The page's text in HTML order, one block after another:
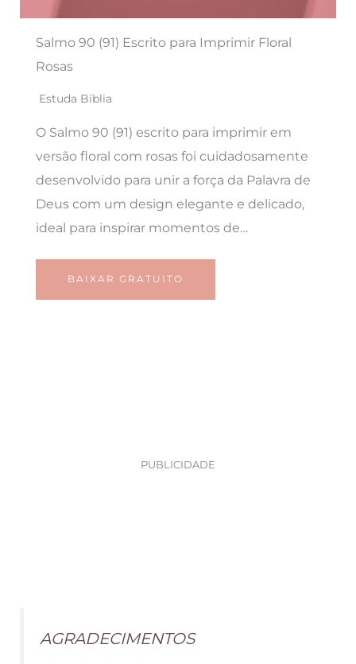
Salmo 90 (91) Escrito para Imprimir Floral
Rosas
Estuda Bíblia
O Salmo 90 (91) escrito para imprimir em
versão floral com rosas foi cuidadosamente
desenvolvido para unir a força da Palavra de
Deus com um design elegante e delicado,
ideal para inspirar momentos de…
BAIXAR GRATUITO
PUBLICIDADE
AGRADECIMENTOS